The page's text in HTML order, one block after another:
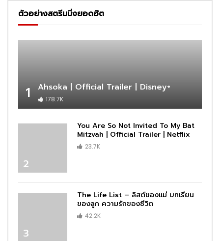
ตัวอย่างสตรีมมิ่งยอดฮิต
1 Ahsoka | Official Trailer | Disney+
178.7K
2
You Are So Not Invited To My Bat
Mitzvah | Official Trailer | Netflix
23.7K
3
The Life List – ลิสต์ของแม่ บทเรียน
ของลูก ความรักของชีวิต
42.2K